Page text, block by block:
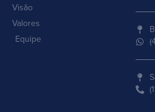
Visão
Valores
Equipe